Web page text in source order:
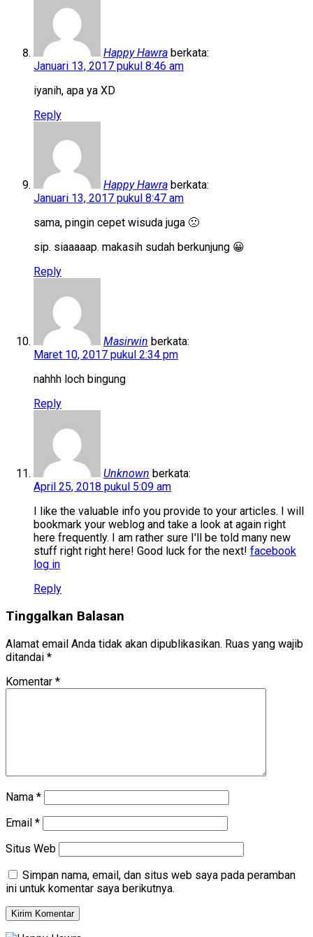
Happy Hawra berkata:
Januari 13, 2017 pukul 8:46 am
iyanih, apa ya XD
Reply
Happy Hawra berkata:
Januari 13, 2017 pukul 8:47 am
sama, pingin cepet wisuda juga 🙁
sip. siaaaaap. makasih sudah berkunjung 😀
Reply
Masirwin berkata:
Maret 10, 2017 pukul 2:34 pm
nahhh loch bingung
Reply
Unknown berkata:
April 25, 2018 pukul 5:09 am
I like the valuable info you provide to your articles. I will
bookmark your weblog and take a look at again right
here frequently. I am rather sure I'll be told many new
stuff right right here! Good luck for the next! facebook
log in
Reply
Tinggalkan Balasan
Alamat email Anda tidak akan dipublikasikan. Ruas yang wajib
ditandai *
Komentar *
Nama *
Email *
Situs Web
Simpan nama, email, dan situs web saya pada peramban
ini untuk komentar saya berikutnya.